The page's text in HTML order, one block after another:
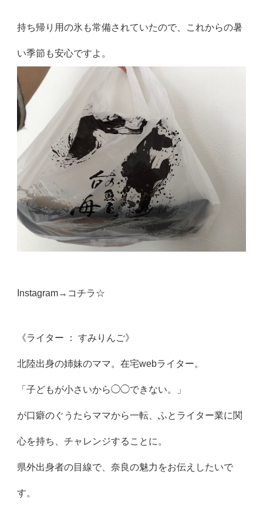
持ち帰り用の氷も常備されていたので、これからの暑
い季節も安心ですよ。
Instagram→ コチラ☆
《ライター ： すみりんご》
北陸出身の姉妹のママ。在宅webライター。
「子どもが小さいから◯◯できない。」
が口癖のぐうたらママから一転、ふとライター業に関
心を持ち、チャレンジすることに。
県外出身者の目線で、奈良の魅力をお伝えしたいで
す。